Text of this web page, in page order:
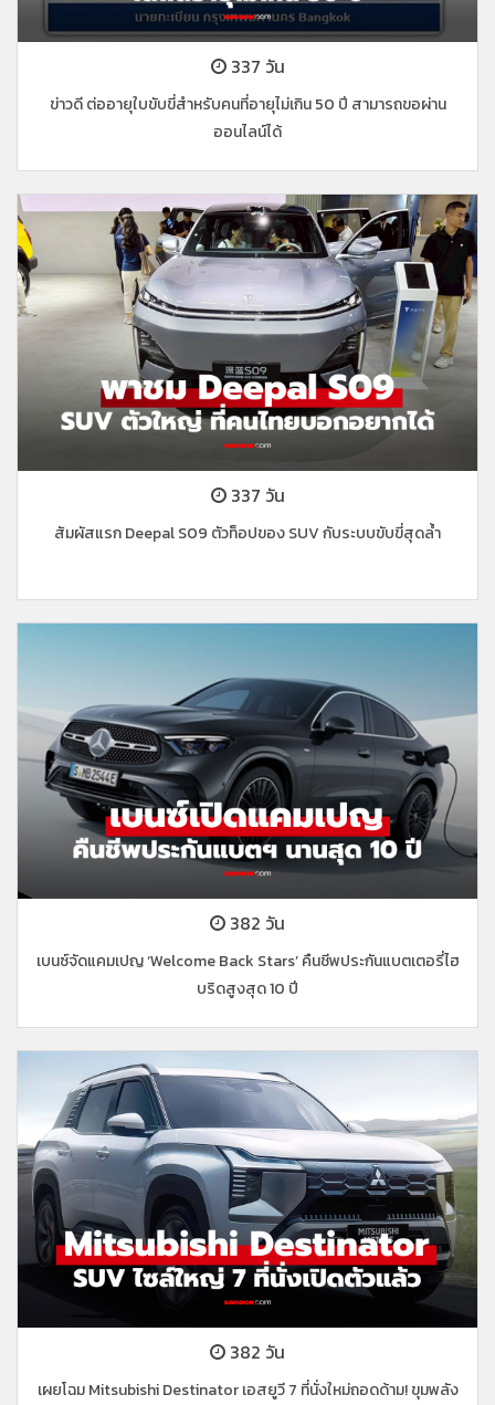
337 วัน
ข่าวดี ต่ออายุใบขับขี่สำหรับคนที่อายุไม่เกิน 50 ปี สามารถขอผ่าน
ออนไลน์ได้
337 วัน
สัมผัสแรก Deepal S09 ตัวท็อปของ SUV กับระบบขับขี่สุดล้ำ
382 วัน
เบนซ์จัดแคมเปญ ‘Welcome Back Stars’ คืนชีพประกันแบตเตอรี่ไฮ
บริดสูงสุด 10 ปี
382 วัน
เผยโฉม Mitsubishi Destinator เอสยูวี 7 ที่นั่งใหม่ถอดด้าม! ขุมพลัง